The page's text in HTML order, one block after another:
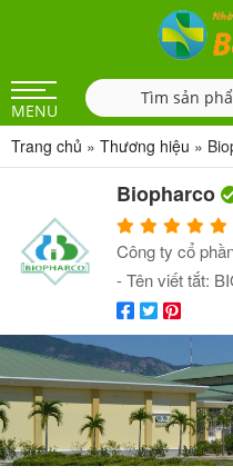
MENU
Trang chủ » Thương hiệu »
Biopharco
Công ty cổ
- Tên viết tắt: